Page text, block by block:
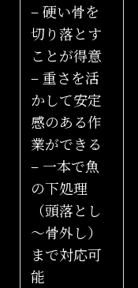
– 硬い骨を
切り落とす
ことが得意
– 重さを活
かして安定
感のある作
業ができる
– 一本で魚
の下処理
（頭落とし
～骨外し）
まで対応可
能